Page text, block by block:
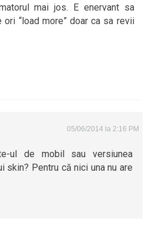
mai jos. E enervant sa
“load more” doar ca sa revii
05/06/2014 la 2:16 PM
ul de mobil sau versiunea
skin? Pentru că nici una nu are